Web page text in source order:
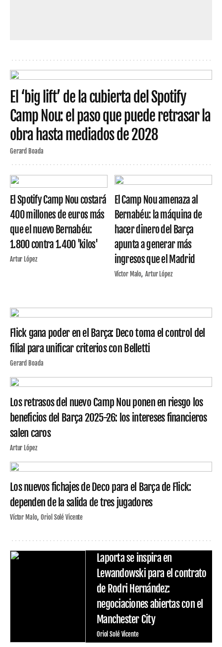
El ‘big lift’ de la cubierta del Spotify
Camp Nou: el paso que puede retrasar la
obra hasta mediados de 2028
Gerard Boada
El Spotify Camp Nou costará
400 millones de euros más
que el nuevo Bernabéu:
1.800 contra 1.400 'kilos'
Artur López
El Camp Nou amenaza al
Bernabéu: la máquina de
hacer dinero del Barça
apunta a generar más
ingresos que el Madrid
Víctor Malo Artur López
Flick gana poder en el Barça: Deco toma el control del
filial para unificar criterios con Belletti
Gerard Boada
Los retrasos del nuevo Camp Nou ponen en riesgo los
beneficios del Barça 2025-26: los intereses financieros
salen caros
Artur López
Los nuevos fichajes de Deco para el Barça de Flick:
dependen de la salida de tres jugadores
Víctor Malo Oriol Solé Vicente
Laporta se inspira en
Lewandowski para el contrato
de Rodri Hernández:
negociaciones abiertas con el
Manchester City
Oriol Solé Vicente